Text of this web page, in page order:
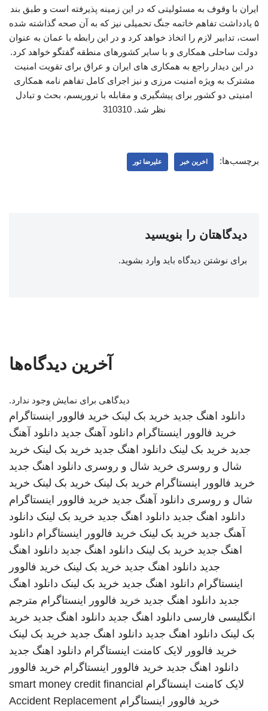
ایران با وقوف به مسئولیتی که در این زمینه پذیرفته است و طبق بند
۵ یادداشت تفاهم خاتمه جنگ تحمیلی نیز که به آن صحه گذاشته شده
است، تدابیر لازم را اتخاذ خواهد کرد و در این رابطه با عمان به عنوان
دولت ساحلی همکاری و با سایر کشورهای منطقه گفتگو خواهد کرد.
در این دیدار راجع به همکاری ‌های ایران و عراق برای تقویت امنیت
مشترک به ویژه امنیت مرزی و نیز اجرای کامل تفاهم نامه همکاری
امنیتی دو کشور برای پیشگیری و مقابله با تروریسم، بحث و تبادل
نظر شد. 310310
برچسب‌ها: اخرین خبر علیرضا تور
دیدگاهتان را بنویسید
برای نوشتن دیدگاه باید وارد بشوید.
آخرین دیدگاه‌ها
دیدگاهی برای نمایش وجود ندارد.
دانلود اهنگ جدید خرید بک لینک خرید فالوور اینستاگرام
خرید فالوور اینستاگرام دانلود آهنگ جدید دانلود آهنگ
جدید خرید بک لینک دانلود اهنگ جدید خرید بک لینک خرید
شال و روسری خرید شال و روسری دانلود اهنگ جدید
خرید فالوور اینستاگرام خرید بک لینک خرید بک لینک خرید
شال و روسری دانلود آهنگ جدید خرید فالوور اینستاگرام
دانلود اهنگ جدید دانلود اهنگ جدید خرید بک لینک دانلود
آهنگ جدید خرید بک لینک خرید فالوور اینستاگرام دانلود
اهنگ جدید خرید بک لینک دانلود اهنگ جدید دانلود اهنگ
جدید دانلود اهنگ جدید خرید بک لینک خرید فالوور
اینستاگرام دانلود اهنگ جدید خرید بک لینک دانلود اهنگ
جدید دانلود اهنگ جدید خرید فالوور اینستاگرام مترجم
انگلیسی فارسی دانلود اهنگ جدید دانلود اهنگ جدید خرید
بک لینک دانلود اهنگ جدید دانلود اهنگ جدید خرید بک لینک
خرید فالوور لایک کامنت اینستاگرام دانلود اهنگ جدید
دانلود اهنگ جدید خرید فالوور اینستاگرام خرید فالوور
لایک کامنت اینستاگرام smart money credit financial
خرید فالوور اینستاگرام Accident Replacement